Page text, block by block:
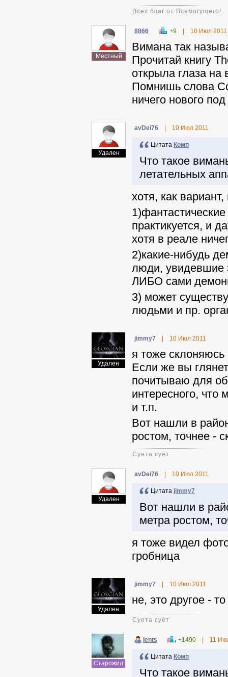
Всех благ от Всемогущего!
Местный
8866 +9 10 Июл 2011
Вимана так
Прочитай книгу
открыла глаза на
Помнишь слова
ничего нового
Удален
avDei76 10 Июл 2011
Цитата Комп
Что такое
летательных
хотя, как
практикуется, и
хотя в реале
2)какие-нибудь
люди, увидевшие
ЛИБО сами
3) может
людьми и пр.
Удален
jimmy7 10 Июл 2011
я тоже
Если же вы
почитываю для
интересного, что
и т.п.
Вот нашли в
ростом, точнее -
Суета суёт
Удален
avDei76 10 Июл 2011
Цитата jimmy7
Вот нашли в
метра ростом,
я тоже видел
гробница
Удален
jimmy7 10 Июл 2011
не, это другое -
Суета суёт
Старожил
lents +1490 11
Цитата Комп
Что такое